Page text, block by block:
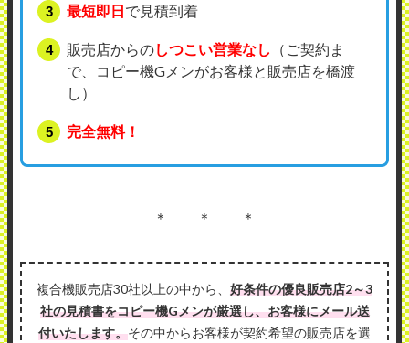
最短即日で見積到着
販売店からのしつこい営業なし
（ご契約ま
で、コピー機Gメンがお客様と販売店を橋渡
し）
完全無料！
＊ ＊ ＊
複合機販売店30社以上の中から、 好条件の優良販売店2～3
社の見積書をコピー機Gメンが厳選し、お客様にメール送
付いたします。その中からお客様が契約希望の販売店を選